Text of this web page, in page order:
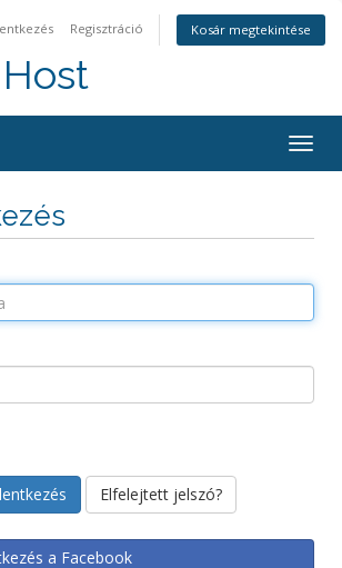
Regisztráció Kosár megtekintése
Elfelejtett jelszó?
a Facebook